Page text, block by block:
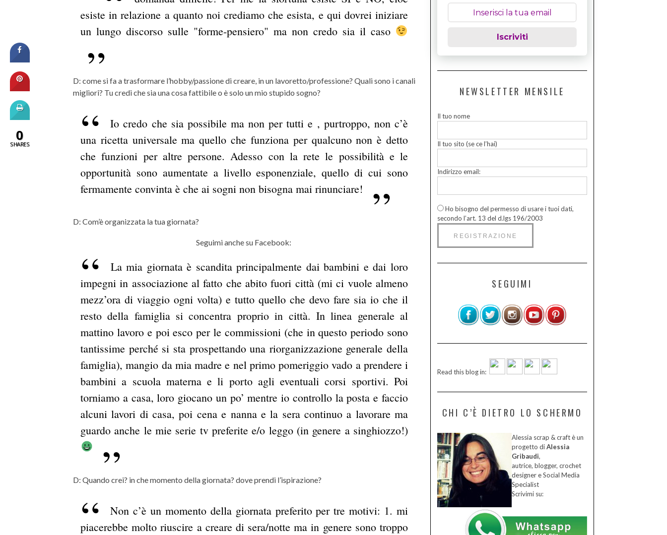
esiste in relazione a quanto noi crediamo che esista, e qui dovrei iniziare
un lungo discorso sulle "forme-pensiero" ma non credo sia il caso
D: come si fa a trasformare l’hobby/passione di creare, in un lavoretto/professione? Quali sono i canali
migliori? Tu credi che sia una cosa fattibile o è solo un mio stupido sogno?
Io credo che sia possibile ma non per tutti e , purtroppo, non c’è
una ricetta universale ma quello che funziona per qualcuno non è detto
che funzioni per altre persone. Adesso con la rete le possibilità e le
opportunità sono aumentate a livello esponenziale, quello di cui sono
fermamente convinta è che ai sogni non bisogna mai rinunciare!
D: Com’è organizzata la tua giornata?
Seguimi anche su Facebook:
La mia giornata è scandita principalmente dai bambini e dai loro
impegni in associazione al fatto che abito fuori città (mi ci vuole almeno
mezz’ora di viaggio ogni volta) e tutto quello che devo fare sia io che il
resto della famiglia si concentra proprio in città. In linea generale al
mattino lavoro e poi esco per le commissioni (che in questo periodo sono
tantissime perché si sta prospettando una riorganizzazione generale della
famiglia), mangio da mia madre e nel primo pomeriggio vado a prendere i
bambini a scuola materna e li porto agli eventuali corsi sportivi. Poi
torniamo a casa, loro giocano un po’ mentre io controllo la posta e faccio
alcuni lavori di casa, poi cena e nanna e la sera continuo a lavorare ma
guardo anche le mie serie tv preferite e/o leggo (in genere a singhiozzo!)
D: Quando crei? in che momento della giornata? dove prendi l’ispirazione?
Non c’è un momento della giornata preferito per tre motivi: 1. mi
piacerebbe molto riuscire a creare di sera/notte ma in genere sono troppo
Iscriviti
NEWSLETTER MENSILE
Il tuo nome
Il tuo sito (se ce l’hai)
Indirizzo email:
Ho bisogno del permesso di usare i tuoi dati,
secondo l’art. 13 del d.lgs 196/2003
SEGUIMI
Read this blog in:
CHI C’È DIETRO LO SCHERMO
Alessia scrap & craft è un
progetto diAlessia
Gribaudi,
autrice, blogger, crochet
designer e Social Media
Specialist
Scrivimi su:
0
SHARES